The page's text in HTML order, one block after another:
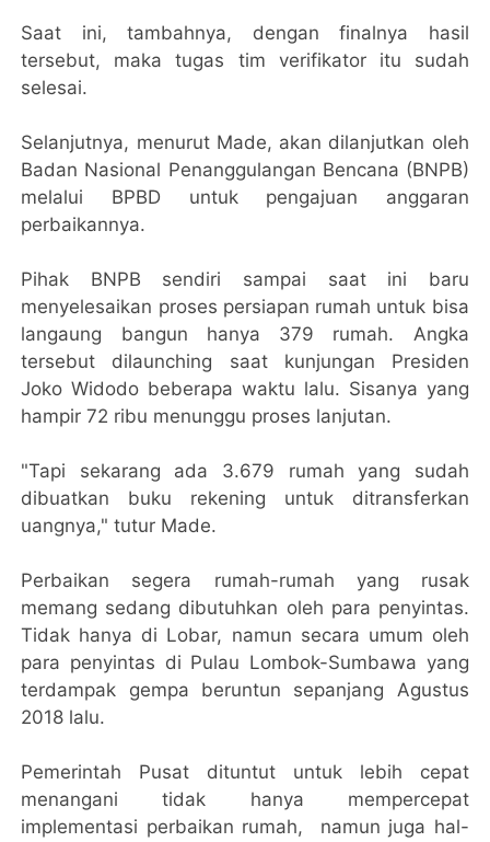
Saat ini, tambahnya, dengan finalnya hasil
tersebut, maka tugas tim verifikator itu sudah
selesai.
Selanjutnya, menurut Made, akan dilanjutkan oleh
Badan Nasional Penanggulangan Bencana (BNPB)
melalui BPBD untuk pengajuan anggaran
perbaikannya.
Pihak BNPB sendiri sampai saat ini baru
menyelesaikan proses persiapan rumah untuk bisa
langaung bangun hanya 379 rumah. Angka
tersebut dilaunching saat kunjungan Presiden
Joko Widodo beberapa waktu lalu. Sisanya yang
hampir 72 ribu menunggu proses lanjutan.
"Tapi sekarang ada 3.679 rumah yang sudah
dibuatkan buku rekening untuk ditransferkan
uangnya," tutur Made.
Perbaikan segera rumah-rumah yang rusak
memang sedang dibutuhkan oleh para penyintas.
Tidak hanya di Lobar, namun secara umum oleh
para penyintas di Pulau Lombok-Sumbawa yang
terdampak gempa beruntun sepanjang Agustus
2018 lalu.
Pemerintah Pusat dituntut untuk lebih cepat
menangani tidak hanya mempercepat
implementasi perbaikan rumah, namun juga hal-